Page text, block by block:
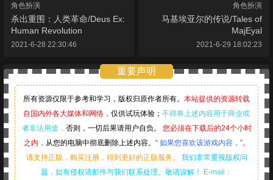
角色扮演
杀出重围：人类革命/Deus Ex:
Human Revolution
2021-6-28 22:30:46
角色扮演
马基埃亚尔的传说/Tales of
MajEyal
2021-6-29 18:02:23
重要声明
所有资源仅限于参考和学习，版权归原作者所有。 本站提供的资源转载
自国内外各大媒体和网络， 仅供试玩体验； 不得将上述内容用于商业或
者非法用途， 否则，一切后果请用户自负。
您必须在下载后的24个小时
之内， 从您的电脑中彻底删除上述内容。 “如果您喜欢该游戏内容， ”。
请支持正版，购买注册，得到更好的正版服务。 我们非常重视版权问
题，如有侵权请邮件与我们联系处理。敬请谅解！ E-mail：